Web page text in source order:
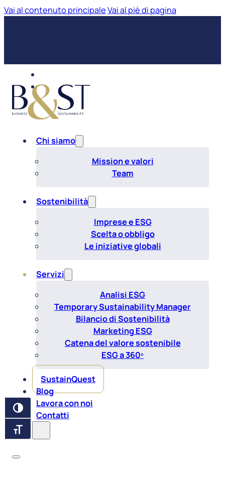
ATTIVA/DISATTIVA ALTO CONTRASTO
ATTIVA/DISATTIVA DIMENSIONE TESTO
Vai al contenuto principaleVai al piè di pagina
Chi siamo
Mission e valori
Team
Sostenibilità
Imprese e ESG
Scelta o obbligo
Le iniziative globali
Servizi
Analisi ESG
Temporary Sustainability Manager
Bilancio di Sostenibilità
Marketing ESG
Catena del valore sostenibile
ESG a 360º
SustainQuest
Blog
Lavora con noi
Contatti